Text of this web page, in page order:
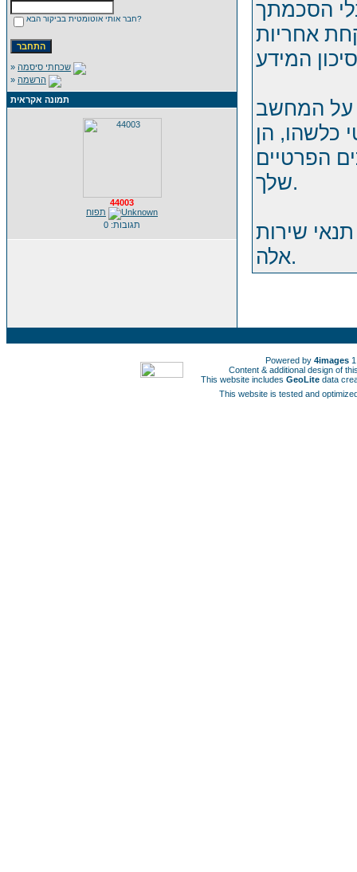
חבר אותי אוטומטית בביקור הבא?
» שכחתי סיסמה
» הרשמה
תמונה אקראית
44003
תפוח
תגובות: 0
הסכמתך
אחריות
על המחשב
כלשהו, הן
הפרטיים
שלך.
שירות
אלה.
Powered by 4images
Content & additional design of
This website includes GeoLite data
This website is tested and